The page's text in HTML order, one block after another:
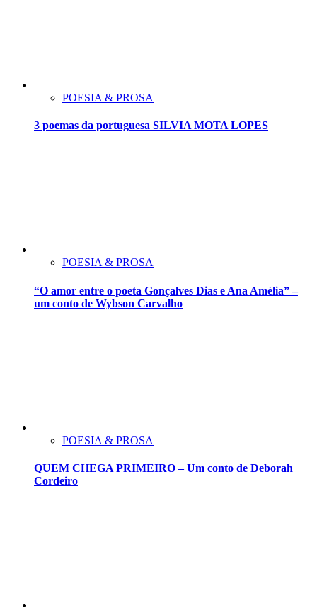
POESIA & PROSA
3 poemas da portuguesa SILVIA MOTA LOPES
POESIA & PROSA
“O amor entre o poeta Gonçalves Dias e Ana Amélia” –
um conto de Wybson Carvalho
POESIA & PROSA
QUEM CHEGA PRIMEIRO – Um conto de Deborah
Cordeiro